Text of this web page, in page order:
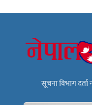
सूचना विभाग